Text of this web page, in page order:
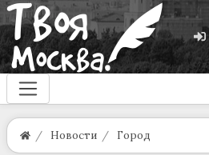
Новости Город